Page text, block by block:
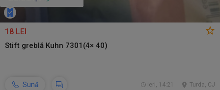
18 LEI
Stift greblă Kuhn 7301(4× 40)
Sună Turda, CJ
ieri, 14:21